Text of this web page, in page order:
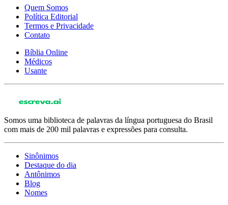
Quem Somos
Política Editorial
Termos e Privacidade
Contato
Bíblia Online
Médicos
Usante
Somos uma biblioteca de palavras da língua portuguesa do Brasil
com mais de 200 mil palavras e expressões para consulta.
Sinônimos
Destaque do dia
Antônimos
Blog
Nomes